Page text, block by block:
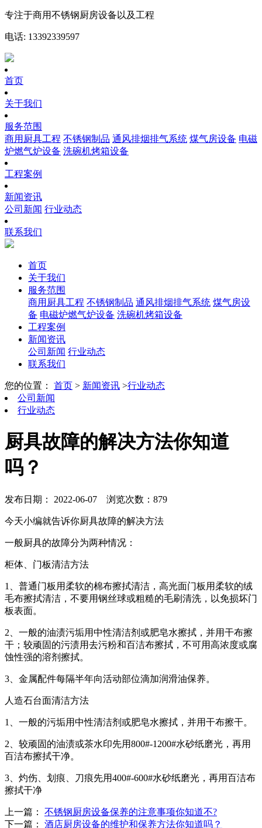
专注于商用不锈钢厨房设备以及工程
电话: 13392339597
首页
关于我们
服务范围
商用厨具工程 不锈钢制品 通风排烟排气系统 煤气房设备 电磁
炉燃气炉设备 洗碗机烤箱设备
工程案例
新闻资讯
公司新闻 行业动态
联系我们
首页
关于我们
服务范围
商用厨具工程 不锈钢制品 通风排烟排气系统 煤气房设
备 电磁炉燃气炉设备 洗碗机烤箱设备
工程案例
新闻资讯
公司新闻 行业动态
联系我们
您的位置： 首页 > 新闻资讯 >行业动态
公司新闻
行业动态
厨具故障的解决方法你知道
吗？
发布日期： 2022-06-07 浏览次数：879
今天小编就告诉你厨具故障的解决方法
一般厨具的故障分为两种情况：
柜体、门板清洁方法
1、普通门板用柔软的棉布擦拭清洁，高光面门板用柔软的绒
毛布擦拭清洁，不要用钢丝球或粗糙的毛刷清洗，以免损坏门
板表面。
2、一般的油渍污垢用中性清洁剂或肥皂水擦拭，并用干布擦
干；较顽固的污渍用去污粉和百洁布擦拭，不可用高浓度或腐
蚀性强的溶剂擦拭。
3、金属配件每隔半年向活动部位滴加润滑油保养。
人造石台面清洁方法
1、一般的污垢用中性清洁剂或肥皂水擦拭，并用干布擦干。
2、较顽固的油渍或茶水印先用800#-1200#水砂纸磨光，再用
百洁布擦拭干净。
3、灼伤、划痕、刀痕先用400#-600#水砂纸磨光，再用百洁布
擦拭干净
上一篇： 不锈钢厨房设备保养的注意事项你知道不?
下一篇： 酒店厨房设备的维护和保养方法你知道吗？